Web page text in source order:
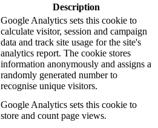
Description
Google Analytics sets this cookie to
calculate visitor, session and campaign
data and track site usage for the site's
analytics report. The cookie stores
information anonymously and assigns a
randomly generated number to
recognise unique visitors.
Google Analytics sets this cookie to
store and count page views.